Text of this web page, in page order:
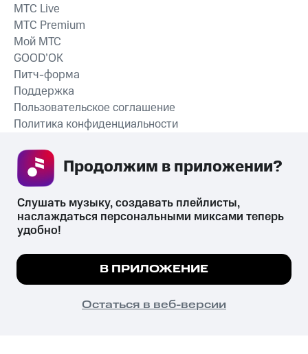
СКАЧАТЬ ПРИЛОЖЕНИЕ
MTС Live
MTС Premium
Мой МТС
GOOD’OK
Питч-форма
Поддержка
Пользовательское соглашение
Политика конфиденциальности
психотропных веществ, их аналогов причиняет вред здоровью,
их незаконный оборот запрещён и влечёт установленную
законодательством ответственность.
© 2026 ООО «КИОН».
Все права защищены
Мы используем куки, чтобы на сайте все
Подробнее
ПОНЯТНО
Слушать музыку, создавать плейлисты,
наслаждаться персональными миксами теперь
удобно!
В ПРИЛОЖЕНИЕ
Остаться в веб-версии